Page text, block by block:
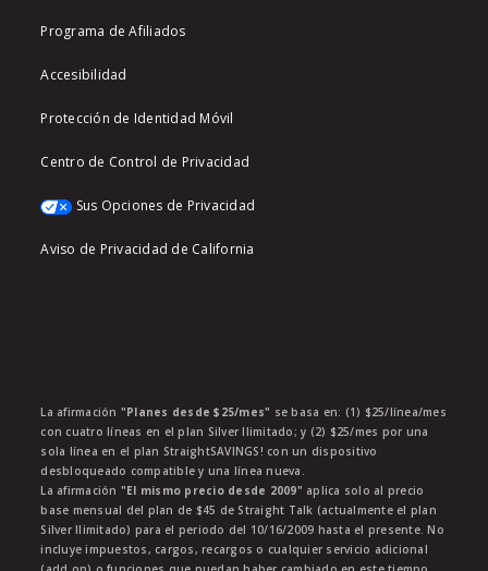
Programa de Afiliados
Accesibilidad
Protección de Identidad Móvil
Centro de Control de Privacidad
Sus Opciones de Privacidad
Aviso de Privacidad de California
La afirmación "Planes desde $25/mes" se basa en: (1) $25/línea/mes
con cuatro líneas en el plan Silver Ilimitado; y (2) $25/mes por una
sola línea en el plan StraightSAVINGS! con un dispositivo
desbloqueado compatible y una línea nueva.
La afirmación "El mismo precio desde 2009" aplica solo al precio
base mensual del plan de $45 de Straight Talk (actualmente el plan
Silver Ilimitado) para el periodo del 10/16/2009 hasta el presente. No
incluye impuestos, cargos, recargos o cualquier servicio adicional